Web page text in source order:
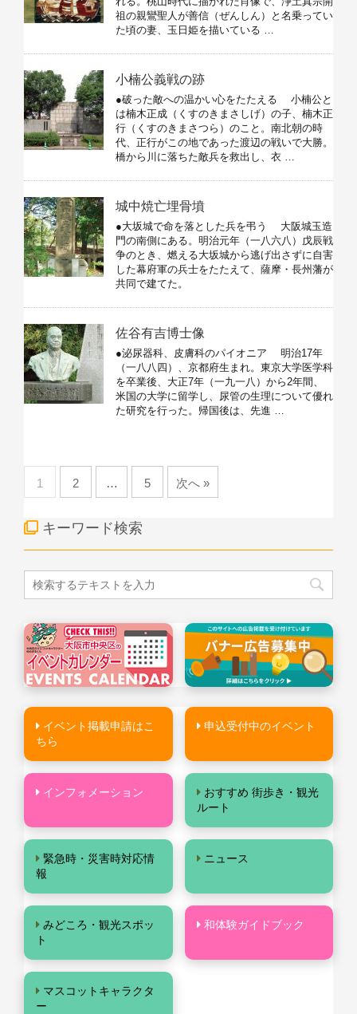
祖の親鸞聖人が善信（ぜんしん）と名乗ってい
た頃の妻、玉日姫を描いている …
小楠公義戦の跡
●破った敵への温かい心をたたえる 小楠公と
は楠木正成（くすのきまさしげ）の子、楠木正
行（くすのきまさつら）のこと。南北朝の時
代、正行がこの地であった渡辺の戦いで大勝。
橋から川に落ちた敵兵を救出し、衣 …
城中焼亡埋骨墳
●大坂城で命を落とした兵を弔う 大阪城玉造
門の南側にある。明治元年（一八六八）戊辰戦
争のとき、燃える大坂城から逃げ出さずに自害
した幕府軍の兵士をたたえて、薩摩・長州藩が
共同で建てた。
佐谷有吉博士像
●泌尿器科、皮膚科のパイオニア 明治17年
（一八八四）、京都府生まれ。東京大学医学科
を卒業後、大正7年（一九一八）から2年間、
米国の大学に留学し、尿管の生理について優れ
た研究を行った。帰国後は、先進 …
1 2 … 5 次へ »
キーワード検索
イベント掲載申請はこ
ちら
申込受付中のイベント
インフォメーション
おすすめ 街歩き・観光
ルート
緊急時・災害時対応情
報
ニュース
みどころ・観光スポッ
ト
和体験ガイドブック
マスコットキャラクタ
ー